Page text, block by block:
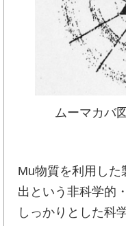
ムーマカバ
Mu物質を利用し
出という非科学的
しっかりとした科